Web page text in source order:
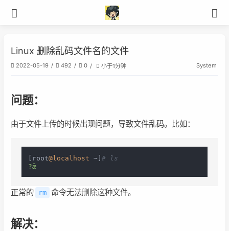
Linux 删除乱码文件名的文件
2022-05-19 492 0 小于1分钟 System
问题：
由于文件上传的时候出现问题，导致文件乱码。比如：
[root@localhost ~]# ls
?ǣ
正常的 rm 命令无法删除这种文件。
解决：